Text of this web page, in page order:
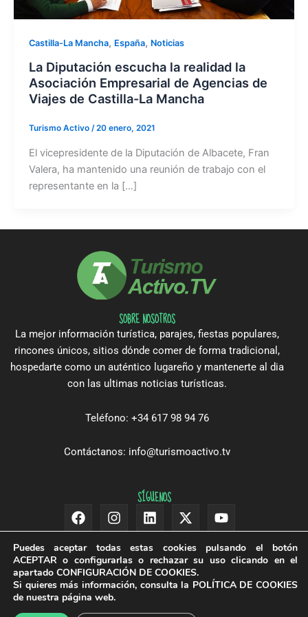
Castilla-La Mancha, España, Noticias
La Diputación escucha la realidad la
Asociación Empresarial de Agencias de
Viajes de Castilla-La Mancha
Turismo Activo /20 enero, 2021
El vicepresidente de la Diputación de Albacete, Fran
Valera, ha mantenido una reunión de trabajo con el
representante en la […]
SOBRE NOSOTROS
La mejor información turística, parajes, fiestas populares,
rincones únicos, sitios dónde comer de forma tradicional,
hospedarte como un auténtico lugareño y mantenerte al dia
con las ultimas noticias turísticas.
Teléfono: +34 617 98 94 76
Contáctanos: info@turismoactivo.tv
SÍGUENOS
FacebookInstagramLinkedin
X-
twitter
Youtube
Puedes aceptar todas estas cookies pulsando el botón
ACEPTAR o configurarlas o rechazar su uso clicando en el
apartado CONFIGURACIÓN DE COOKIES.
Si quieres más información, consulta la POLÍTICA DE COOKIES
de nuestra página web.